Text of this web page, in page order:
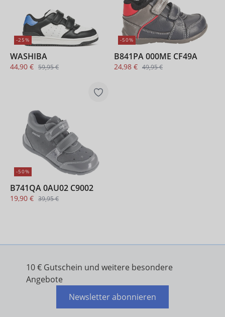
-25%
WASHIBA
44,90 € 59,95 €
-50%
B841PA 000ME CF49A
24,98 € 49,95 €
-50%
B741QA 0AU02 C9002
19,90 € 39,95 €
10 € Gutschein und weitere besondere
Angebote
Newsletter abonnieren